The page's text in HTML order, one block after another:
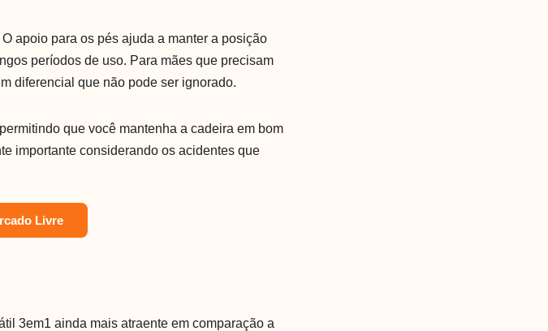
apoio para os pés ajuda a manter a posição
períodos de uso. Para mães que precisam
diferencial que não pode ser ignorado.
que você mantenha a cadeira em bom
importante considerando os acidentes que
Livre
3em1 ainda mais atraente em comparação a